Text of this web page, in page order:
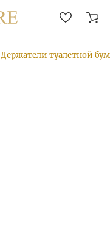
Держатели туалетной